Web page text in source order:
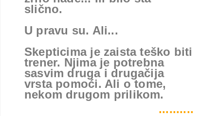
slično.
U pravu su. Ali...
Skepticima je zaista teško biti
trener. Njima je potrebna
sasvim druga i drugačija
vrsta pomoći. Ali o tome,
nekom drugom prilikom.
..........